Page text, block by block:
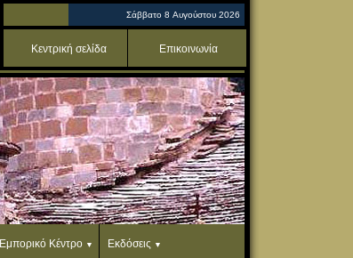
Σάββατο 8 Αυγούστου 2026
Κεντρική σελίδα Επικοινωνία
Εμπορικό Κέντρο Εκδόσεις